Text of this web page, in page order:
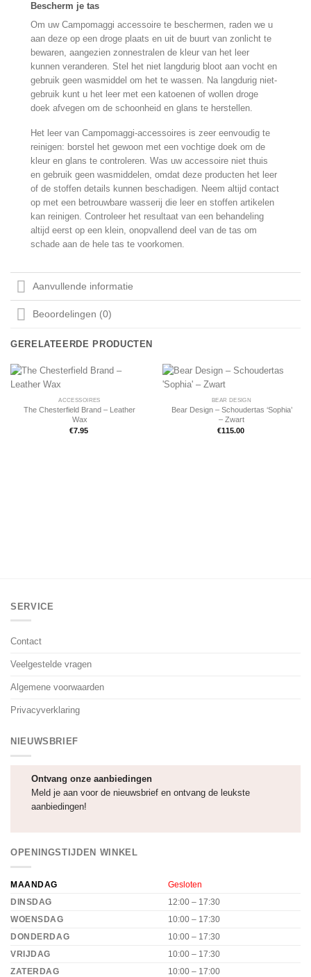
Bescherm je tas
Om uw Campomaggi accessoire te beschermen, raden we u
aan deze op een droge plaats en uit de buurt van zonlicht te
bewaren, aangezien zonnestralen de kleur van het leer
kunnen veranderen. Stel het niet langdurig bloot aan vocht en
gebruik geen wasmiddel om het te wassen. Na langdurig niet-
gebruik kunt u het leer met een katoenen of wollen droge
doek afvegen om de schoonheid en glans te herstellen.
Het leer van Campomaggi-accessoires is zeer eenvoudig te
reinigen: borstel het gewoon met een vochtige doek om de
kleur en glans te controleren. Was uw accessoire niet thuis
en gebruik geen wasmiddelen, omdat deze producten het leer
of de stoffen details kunnen beschadigen. Neem altijd contact
op met een betrouwbare wasserij die leer en stoffen artikelen
kan reinigen. Controleer het resultaat van een behandeling
altijd eerst op een klein, onopvallend deel van de tas om
schade aan de hele tas te voorkomen.
Aanvullende informatie
Beoordelingen (0)
GERELATEERDE PRODUCTEN
ACCESSOIRES
The Chesterfield Brand – Leather
Wax
€7.95
BEAR DESIGN
Bear Design – Schoudertas ‘Sophia’
– Zwart
€115.00
SERVICE
Contact
Veelgestelde vragen
Algemene voorwaarden
Privacyverklaring
NIEUWSBRIEF
Ontvang onze aanbiedingen
Meld je aan voor de nieuwsbrief en ontvang de leukste
aanbiedingen!
OPENINGSTIJDEN WINKEL
MAANDAG Gesloten
DINSDAG 12:00 – 17:30
WOENSDAG 10:00 – 17:30
DONDERDAG 10:00 – 17:30
VRIJDAG 10:00 – 17:30
ZATERDAG 10:00 – 17:00